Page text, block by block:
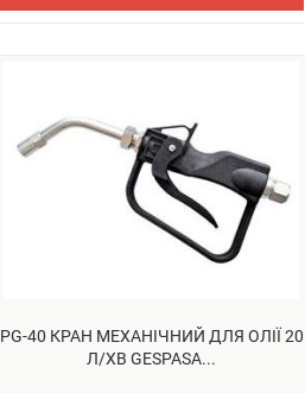
PG-40 КРАН МЕХАНІЧНИЙ ДЛЯ ОЛІЇ 20
Л/ХВ GESPASA...